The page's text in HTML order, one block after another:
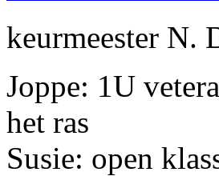
keurmeester N.
Joppe: 1U
het ras
Susie: open